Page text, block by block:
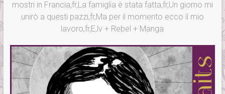
mostri in Francia,fr,La famiglia è stata fatta,fr,Un giorno mi
unirò a questi pazzi,fr,Ma per il momento ecco il mio
lavoro,fr,E,lv + Rebel + Manga